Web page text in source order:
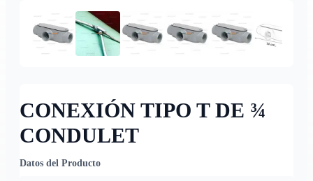
CONEXIÓN TIPO T DE ¾
CONDULET
Datos del Producto